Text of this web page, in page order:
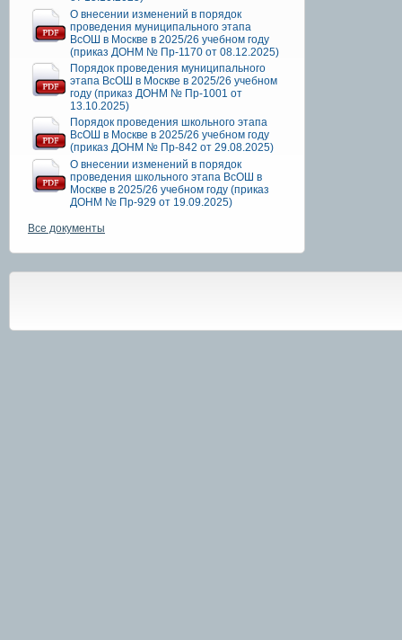
О внесении изменений в порядок
проведения муниципального этапа
ВсОШ в Москве в 2025/26 учебном году
(приказ ДОНМ № Пр-1170 от 08.12.2025)
Порядок проведения муниципального
этапа ВсОШ в Москве в 2025/26 учебном
году (приказ ДОНМ № Пр-1001 от
13.10.2025)
Порядок проведения школьного этапа
ВсОШ в Москве в 2025/26 учебном году
(приказ ДОНМ № Пр-842 от 29.08.2025)
О внесении изменений в порядок
проведения школьного этапа ВсОШ в
Москве в 2025/26 учебном году (приказ
ДОНМ № Пр-929 от 19.09.2025)
Все документы